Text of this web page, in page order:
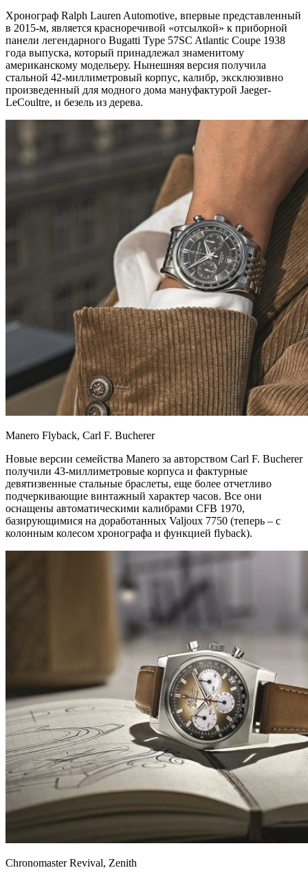
Хронограф Ralph Lauren Automotive, впервые представленный
в 2015-м, является красноречивой «отсылкой» к приборной
панели легендарного Bugatti Type 57SC Atlantic Coupe 1938
года выпуска, который принадлежал знаменитому
американскому модельеру. Нынешняя версия получила
стальной 42-миллиметровый корпус, калибр, эксклюзивно
произведенный для модного дома мануфактурой Jaeger-
LeCoultre, и безель из дерева.
Manero Flyback, Carl F. Bucherer
Новые версии семейства Manero за авторством Carl F. Bucherer
получили 43-миллиметровые корпуса и фактурные
девятизвенные стальные браслеты, еще более отчетливо
подчеркивающие винтажный характер часов. Все они
оснащены автоматическими калибрами CFB 1970,
базирующимися на доработанных Valjoux 7750 (теперь – с
колонным колесом хронографа и функцией flyback).
Chronomaster Revival, Zenith